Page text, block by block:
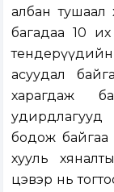
албан тушаал
багадаа 10 их
асуудал
харагдаж
бодож байгаа
хууль
цэвэр нь